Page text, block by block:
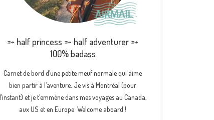
➵ half princess ➵ half adventurer ➵
100% badass
Carnet de bord d’une petite meuf normale qui aime
bien partir à l’aventure. Je vis à Montréal (pour
l’instant) et je t’emmène dans mes voyages au Canada,
aux US et en Europe. Welcome aboard !